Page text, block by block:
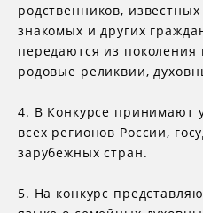
родственников,
знакомых и других
передаются из
родовые реликвии,
4. В Конкурсе принимают
всех регионов России,
зарубежных стран.
5. На конкурс